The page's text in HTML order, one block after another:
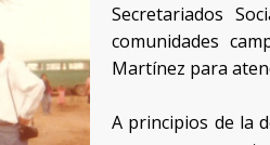
Secretariados
comunidades
Martínez para
A principios de la